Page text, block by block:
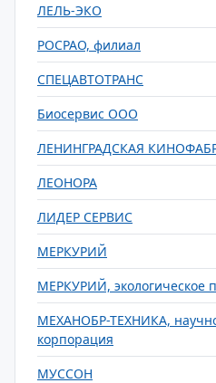
ЛЕЛЬ-ЭКО
РОСРАО, филиал
СПЕЦАВТОТРАНС
Биосервис ООО
ЛЕНИНГРАДСКАЯ
ЛЕОНОРА
ЛИДЕР СЕРВИС
МЕРКУРИЙ
МЕРКУРИЙ, экологическое
МЕХАНОБР-ТЕХНИКА,
корпорация
МУССОН